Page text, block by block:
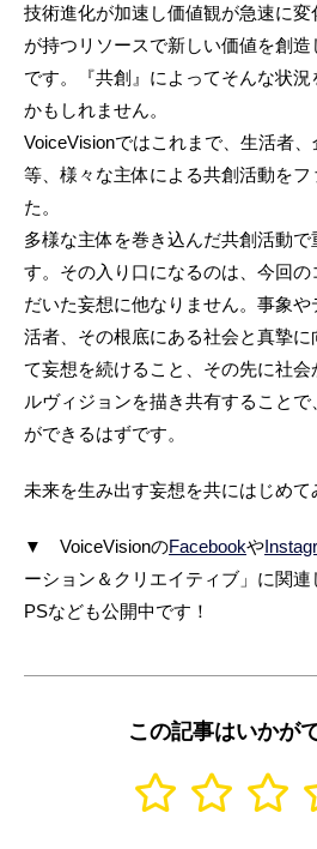
技術進化が加速し価値観が急速に
が持つリソースで新しい価値を創
です。『共創』によってそんな状
かもしれません。
VoiceVisionではこれまで、生活者
等、様々な主体による共創活動を
た。
多様な主体を巻き込んだ共創活動
す。その入り口になるのは、今回
だいた妄想に他なりません。事象
活者、その根底にある社会と真摯
て妄想を続けること、その先に社
ルヴィジョンを描き共有すること
ができるはずです。
未来を生み出す妄想を共にはじめて
▼ VoiceVisionのFacebookや
ーション＆クリエイティブ」に関
PSなども公開中です！
この記事はいかが